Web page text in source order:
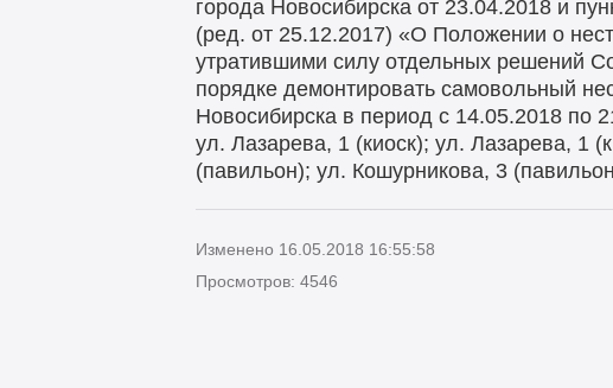
города Новосибирска от 23.04.2018 и
(ред. от 25.12.2017) «О Положении о
утратившими силу отдельных решений
порядке демонтировать самовольный
Новосибирска в период с 14.05.2018 по
ул. Лазарева, 1 (киоск); ул. Лазарева, 1
(павильон); ул. Кошурникова, 3
Изменено 16.05.2018 16:55:58
Просмотров: 4546